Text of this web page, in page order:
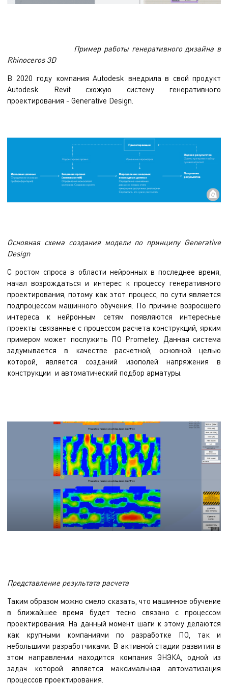
Пример работы генеративного дизайна в
Rhinoceros 3D
В 2020 году компания Autodesk внедрила в свой продукт
Autodesk Revit схожую систему генеративного
проектирования - Generative Design.
Основная схема создания модели по принципу Generative
Design
С ростом спроса в области нейронных в последнее время,
начал возрождаться и интерес к процессу генеративного
проектирования, потому как этот процесс, по сути является
подпроцессом машинного обучения. По причине возросшего
интереса к нейронным сетям появляются интересные
проекты связанные с процессом расчета конструкций, ярким
примером может послужить ПО Prometey. Данная система
задумывается в качестве расчетной, основной целью
которой, является созданий изополей напряжения в
конструкции и автоматический подбор арматуры.
Представление результата расчета
Таким образом можно смело сказать, что машинное обучение
в ближайшее время будет тесно связано с процессом
проектирования. На данный момент шаги к этому делаются
как крупными компаниями по разработке ПО, так и
небольшими разработчиками. В активной стадии развития в
этом направлении находится компания ЭНЭКА, одной из
задач которой является максимальная автоматизация
процессов проектирования.